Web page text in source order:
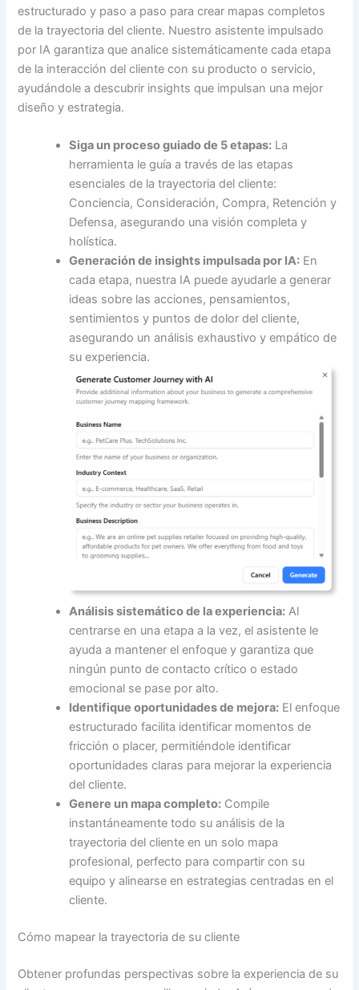
estructurado y paso a paso para crear mapas completos
de la trayectoria del cliente. Nuestro asistente impulsado
por IA garantiza que analice sistemáticamente cada etapa
de la interacción del cliente con su producto o servicio,
ayudándole a descubrir insights que impulsan una mejor
diseño y estrategia.
Siga un proceso guiado de 5 etapas: La
herramienta le guía a través de las etapas
esenciales de la trayectoria del cliente:
Conciencia, Consideración, Compra, Retención y
Defensa, asegurando una visión completa y
holística.
Generación de insights impulsada por IA: En
cada etapa, nuestra IA puede ayudarle a generar
ideas sobre las acciones, pensamientos,
sentimientos y puntos de dolor del cliente,
asegurando un análisis exhaustivo y empático de
su experiencia.
Análisis sistemático de la experiencia: Al
centrarse en una etapa a la vez, el asistente le
ayuda a mantener el enfoque y garantiza que
ningún punto de contacto crítico o estado
emocional se pase por alto.
Identifique oportunidades de mejora: El enfoque
estructurado facilita identificar momentos de
fricción o placer, permitiéndole identificar
oportunidades claras para mejorar la experiencia
del cliente.
Genere un mapa completo: Compile
instantáneamente todo su análisis de la
trayectoria del cliente en un solo mapa
profesional, perfecto para compartir con su
equipo y alinearse en estrategias centradas en el
cliente.
Cómo mapear la trayectoria de su cliente
Obtener profundas perspectivas sobre la experiencia de su